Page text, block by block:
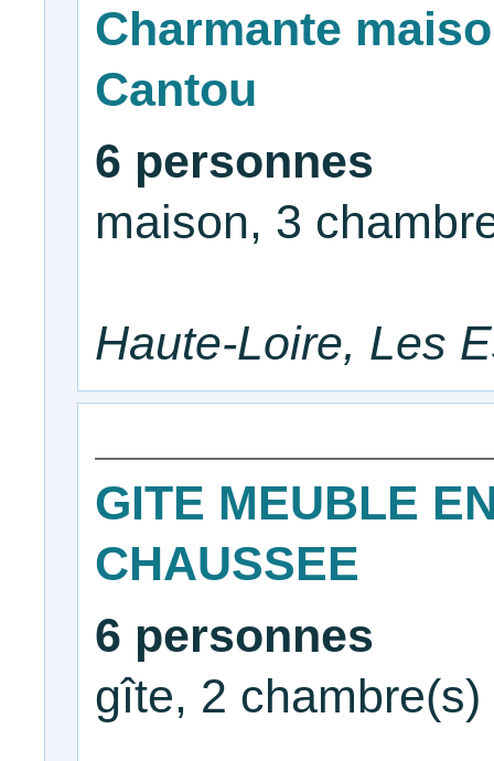
Charmante
Cantou
6 personnes
maison, 3
Haute-Loire, Les
GITE MEUBLE
CHAUSSEE
6 personnes
gîte, 2 chambre(s)